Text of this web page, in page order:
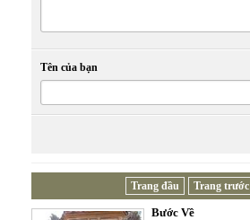
Tên của bạn
Trang đầu Trang trước
Bước Về